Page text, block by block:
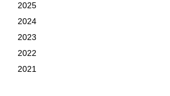
2025
2024
2023
2022
2021